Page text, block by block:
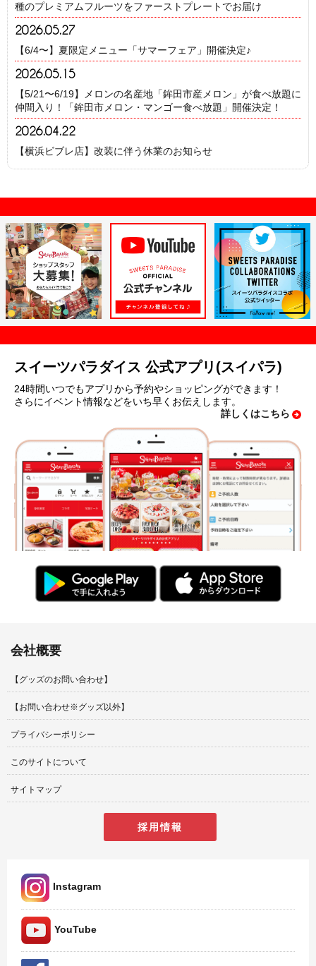
種のプレミアムフルーツをファーストプレートでお届け
2026.05.27
【6/4〜】夏限定メニュー「サマーフェア」開催決定♪
2026.05.15
【5/21〜6/19】メロンの名産地「鉾田市産メロン」が食べ放題に
仲間入り！「鉾田市メロン・マンゴー食べ放題」開催決定！
2026.04.22
【横浜ビブレ店】改装に伴う休業のお知らせ
スイーツパラダイス 公式アプリ(スイパラ)
24時間いつでもアプリから予約やショッピングができます！
さらにイベント情報などをいち早くお伝えします。
詳しくはこちら
会社概要
【グッズのお問い合わせ】
【お問い合わせ※グッズ以外】
プライバシーポリシー
このサイトについて
サイトマップ
採用情報
Instagram
YouTube